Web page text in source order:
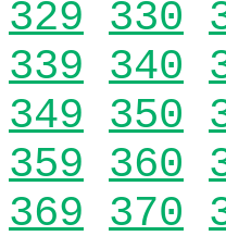
329 330
339 340
349 350
359 360
369 370